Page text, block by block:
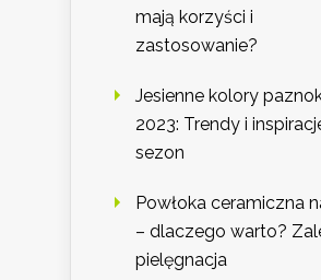
mają korzyści i
zastosowanie?
Jesienne kolory
2023: Trendy i
sezon
Powłoka ceramiczna
– dlaczego warto?
pielęgnacja